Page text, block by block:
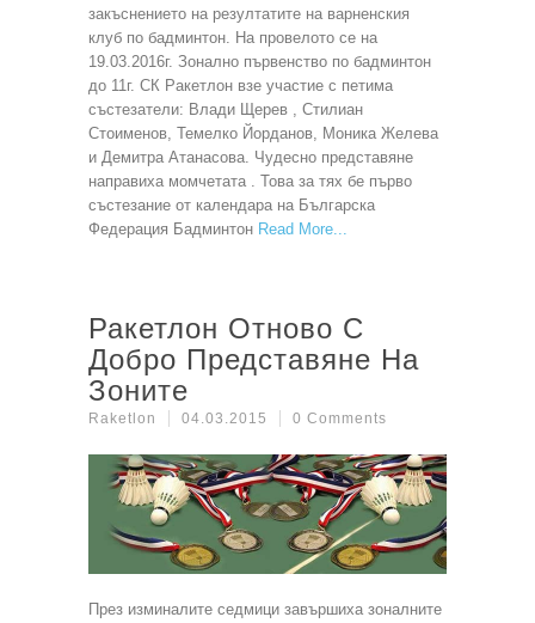
закъснението на резултатите на варненския
клуб по бадминтон. На провелото се на
19.03.2016г. Зонално първенство по бадминтон
до 11г. СК Ракетлон взе участие с петима
състезатели: Влади Щерев , Стилиан
Стоименов, Темелко Йорданов, Моника Желева
и Демитра Атанасова. Чудесно представяне
направиха момчетата . Това за тях бе първо
състезание от календара на Българска
Федерация Бадминтон Read More
Ракетлон Отново С
Добро Представяне На
Зоните
Raketlon 04.03.2015 0 Comments
През изминалите седмици завършиха зоналните